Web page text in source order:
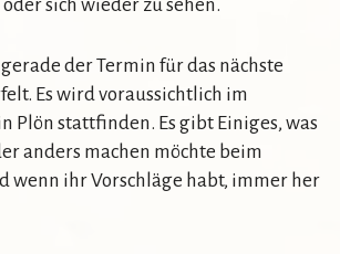
sich wieder zu sehen.
der Termin für das nächste
Es wird voraussichtlich im
Plön stattfinden. Es gibt Einiges, was
anders machen möchte beim
wenn ihr Vorschläge habt, immer her